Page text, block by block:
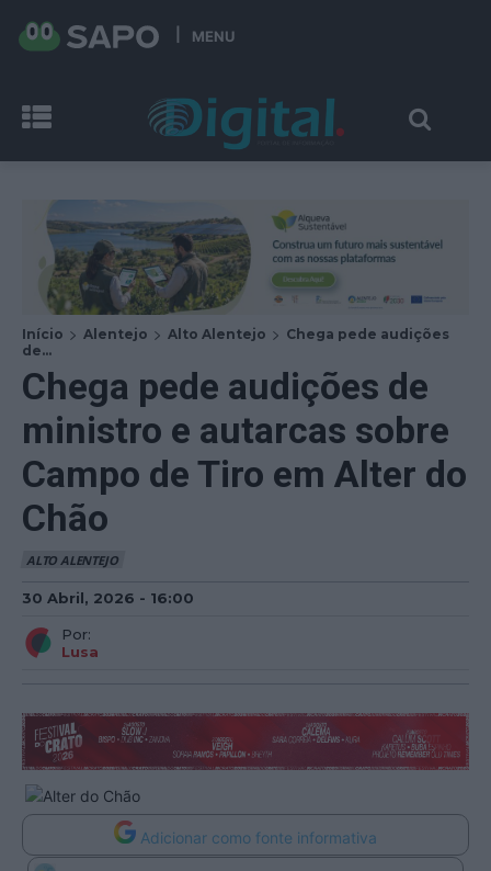
MENU
Início Alentejo Alto Alentejo
Chega pede audições
de...
Chega pede audições de
ministro e autarcas sobre
Campo de Tiro em Alter do
Chão
ALTO ALENTEJO
30 Abril, 2026 - 16:00
Por:
Lusa
Adicionar como fonte informativa